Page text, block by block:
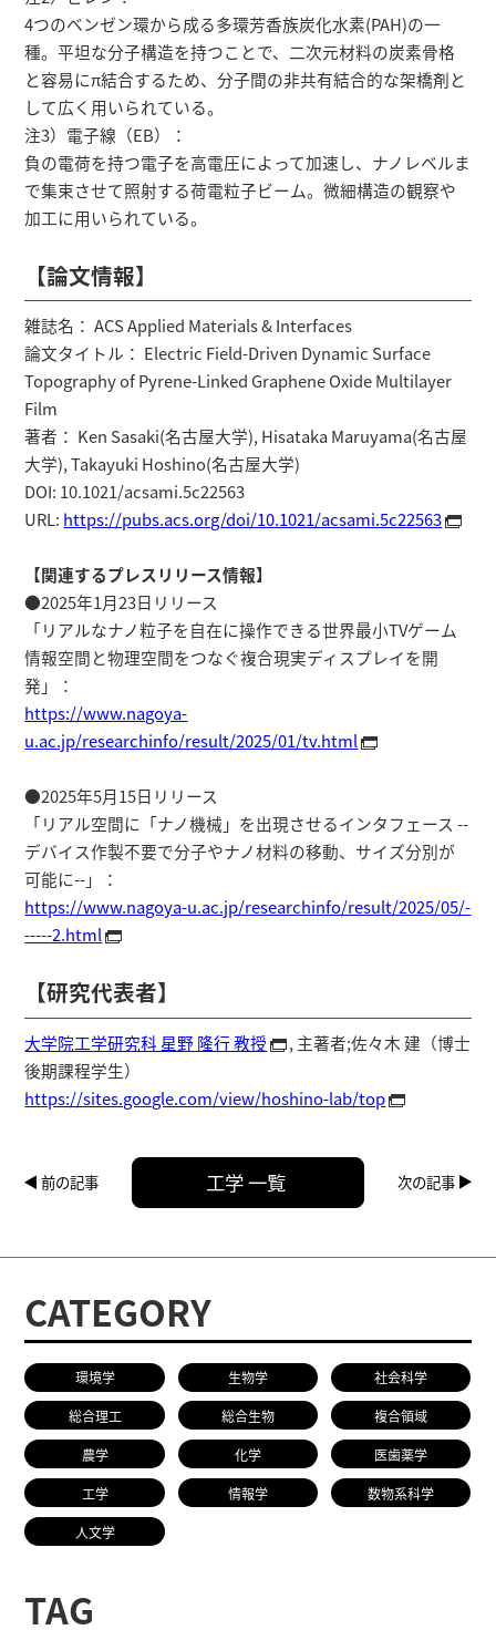
4つのベンゼン環から成る多環芳香族炭化水素(PAH)の一
種。平坦な分子構造を持つことで、二次元材料の炭素骨格
と容易にπ結合するため、分子間の非共有結合的な架橋剤と
して広く用いられている。
注3）電子線（EB）：
負の電荷を持つ電子を高電圧によって加速し、ナノレベルま
で集束させて照射する荷電粒子ビーム。微細構造の観察や
加工に用いられている。
【論文情報】
雑誌名： ACS Applied Materials & Interfaces
論文タイトル： Electric Field-Driven Dynamic Surface
Topography of Pyrene-Linked Graphene Oxide Multilayer
Film
著者： Ken Sasaki(名古屋大学), Hisataka Maruyama(名古屋
大学), Takayuki Hoshino(名古屋大学)
DOI: 10.1021/acsami.5c22563
URL: https://pubs.acs.org/doi/10.1021/acsami.5c22563
【関連するプレスリリース情報】
●2025年1月23日リリース
「リアルなナノ粒子を自在に操作できる世界最小TVゲーム
情報空間と物理空間をつなぐ複合現実ディスプレイを開
発」：
https://www.nagoya-
u.ac.jp/researchinfo/result/2025/01/tv.html
●2025年5月15日リリース
「リアル空間に「ナノ機械」を出現させるインタフェース --
デバイス作製不要で分子やナノ材料の移動、サイズ分別が
可能に--」：
https://www.nagoya-u.ac.jp/researchinfo/result/2025/05/-
-----2.html
【研究代表者】
大学院工学研究科 星野 隆行 教授
, 主著者;佐々木 建（博士
後期課程学生）
https://sites.google.com/view/hoshino-lab/top
前の記事 工学 一覧 次の記事
CATEGORY
環境学 生物学 社会科学
総合理工 総合生物 複合領域
農学 化学 医歯薬学
工学 情報学 数物系科学
人文学
TAG